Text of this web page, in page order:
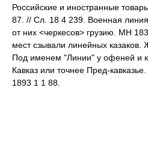
Российские и иностранные
87. // Сл. 18 4 239. Военная линия
от них <черкесов> грузию. МН
мест сзывали линейных
Под именем "Линии" у офеней и
Кавказ или точнее Пред-
1893 1 1 88.